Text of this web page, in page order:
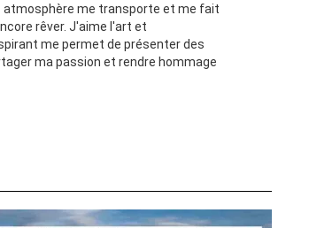
atmosphère me transporte et me fait
rêver. J'aime l'art et
me permet de présenter des
ma passion et rendre hommage